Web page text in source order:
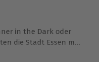
in the Dark oder
die Stadt Essen mit